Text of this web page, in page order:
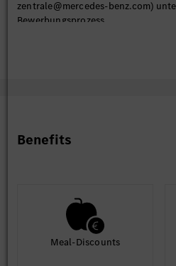
zentrale@mercedes-benz.com)
Bewerbungsprozess.
Benefits
Meal-Discounts